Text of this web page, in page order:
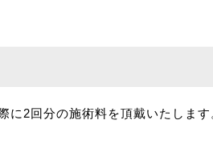
に2回分の施術料を頂戴いたします